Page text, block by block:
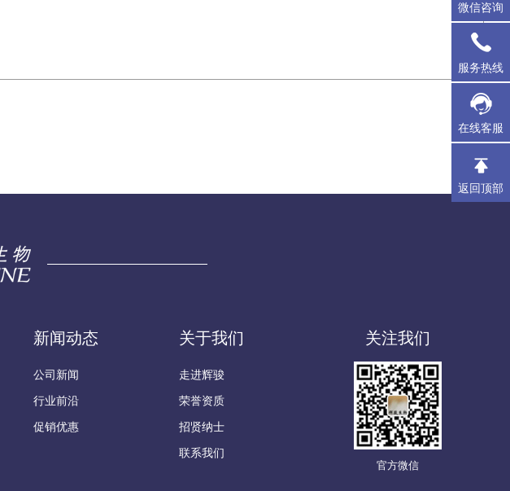
新闻动态
公司新闻
行业前沿
促销优惠
关于我们
走进辉骏
荣誉资质
招贤纳士
联系我们
关注我们
官方微信
微信咨询
服务热线
在线客服
返回顶部